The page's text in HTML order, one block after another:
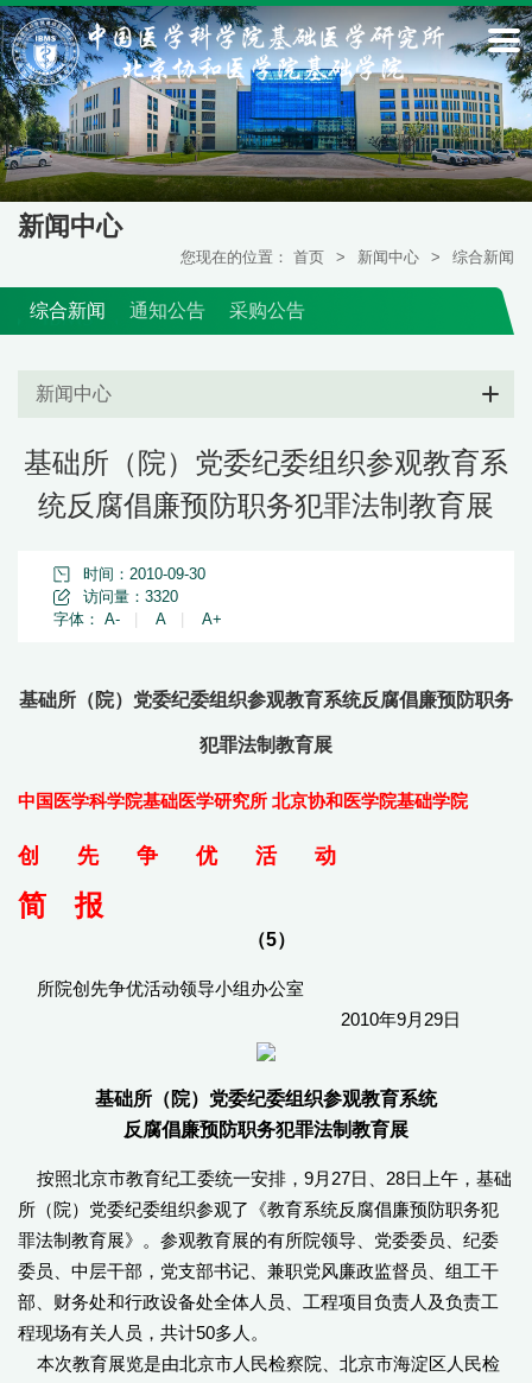
新闻中心
您现在的位置： 首页 > 新闻中心 > 综合新闻
综合新闻 通知公告 采购公告
新闻中心
基础所（院）党委纪委组织参观教育系
统反腐倡廉预防职务犯罪法制教育展
时间：2010-09-30
访问量： 3320
字体： A- A A+
基础所（院）党委纪委组织参观教育系统反腐倡廉预防职务
犯罪法制教育展
中国医学科学院基础医学研究所 北京协和医学院基础学院
创 先 争 优 活 动
简 报
（5）
所院创先争优活动领导小组办公室
2010年9月29日
基础所（院）党委纪委组织参观教育系统
反腐倡廉预防职务犯罪法制教育展
按照北京市教育纪工委统一安排，9月27日、28日上午，基础
所（院）党委纪委组织参观了《教育系统反腐倡廉预防职务犯
罪法制教育展》。参观教育展的有所院领导、党委委员、纪委
委员、中层干部，党支部书记、兼职党风廉政监督员、组工干
部、财务处和行政设备处全体人员、工程项目负责人及负责工
程现场有关人员，共计50多人。
本次教育展览是由北京市人民检察院、北京市海淀区人民检